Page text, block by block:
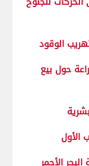
الوقود
حول بيع
الأول
الأحمر